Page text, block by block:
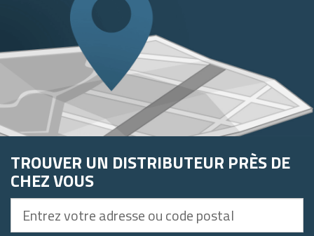
TROUVER UN DISTRIBUTEUR PRÈS DE
CHEZ VOUS
votre